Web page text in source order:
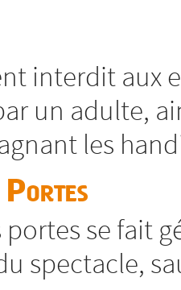
interdit aux
un adulte,
les
se fait
spectacle,